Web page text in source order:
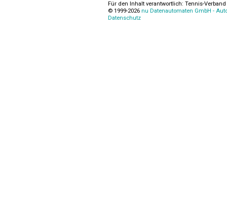
Für den Inhalt verantwortlich: Tennis-
© 1999-2026 nu Datenautomaten GmbH -
Datenschutz